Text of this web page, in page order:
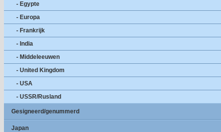
- Egypte
- Europa
- Frankrijk
- India
- Middeleeuwen
- United Kingdom
- USA
- USSR/Rusland
Gesigneerd/genummerd
Japan